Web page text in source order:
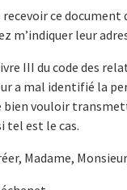
ce
m’indiquer leur
III du code des
a mal identifié la
bien vouloir
tel est le cas.
Madame,